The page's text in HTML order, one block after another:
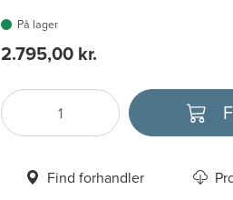
På lager
2.795,00 kr.
Antal
Vælg enhed
Find forhandler